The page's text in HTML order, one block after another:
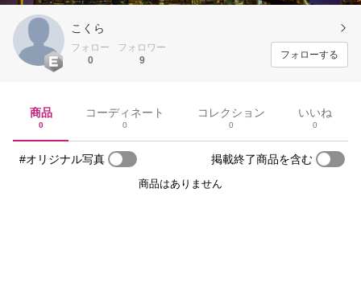
こくら
フォロー
0
フォロワー
9
フォローする
商品
0
コーディネート
0
コレクション
0
いいね
0
#オリジナル写真 掲載終了商品を含む
商品はありません